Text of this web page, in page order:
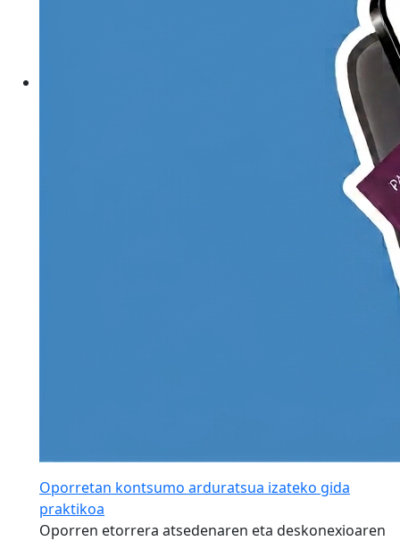
Oporretan kontsumo arduratsua izateko gida
praktikoa
Oporren etorrera atsedenaren eta deskonexioaren